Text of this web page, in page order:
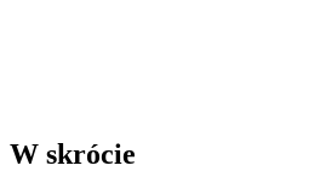
W skrócie